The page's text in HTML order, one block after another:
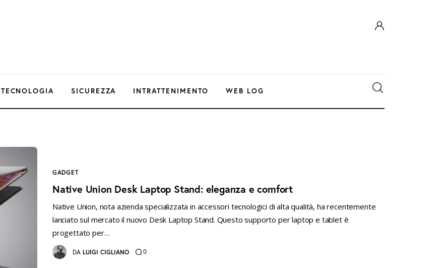
TECNOLOGIA SICUREZZA INTRATTENIMENTO WEB LOG
GADGET
Native Union Desk Laptop Stand: eleganza e comfort
Native Union, nota azienda specializzata in accessori tecnologici di alta qualità, ha recentemente
lanciato sul mercato il nuovo Desk Laptop Stand. Questo supporto per laptop e tablet è
progettato per…
DA LUIGI CIGLIANO 0